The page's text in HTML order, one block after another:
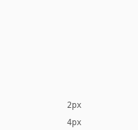
2px
4px